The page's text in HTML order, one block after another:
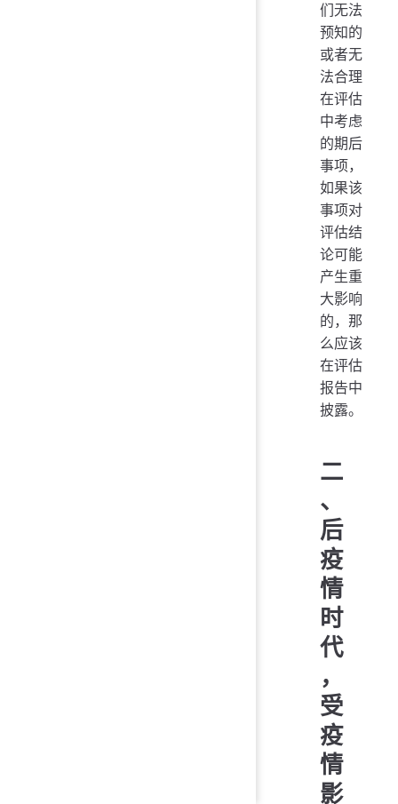
们无法
预知的
或者无
法合理
在评估
中考虑
的期后
事项，
如果该
事项对
评估结
论可能
产生重
大影响
的，那
么应该
在评估
报告中
披露。
二
、
后
疫
情
时
代
，
受
疫
情
影